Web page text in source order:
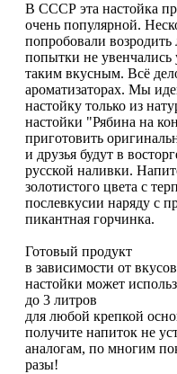
В СССР эта настойка
очень популярной.
попробовали
попытки не увенчались
таким вкусным. Всё
ароматизаторах. Мы
настойку только из
настойки "Рябина на
приготовить
и друзья будут в
русской наливки.
золотистого цвета с
послевкусии наряду с
пикантная горчинка.
Готовый продукт
в зависимости от
настойки может
до 3 литров
для любой крепкой
получите напиток не
аналогам, по многим
разы!